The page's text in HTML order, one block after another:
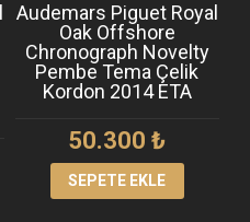
Audemars Piguet Royal
Oak Offshore
Chronograph Novelty
Pembe Tema Çelik
Kordon 2014 ETA
50.300₺
SEPETE EKLE